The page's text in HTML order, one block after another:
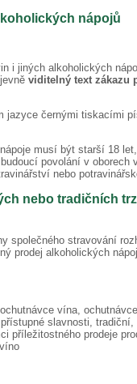
nápojů
i jiných alkoholických
viditelný text zákazu
jazyce černými tiskacími
musí být starší 18
povolání v oborech
nebo
nebo tradičních
společného stravování
prodej alkoholických
vína,
slavnosti,
příležitostného prodeje